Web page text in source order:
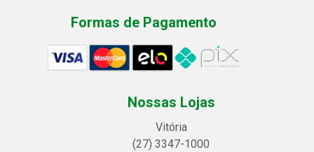
Formas de Pagamento
Nossas Lojas
Vitória
(27) 3347-1000